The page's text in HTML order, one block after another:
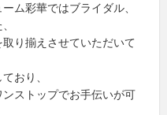
ム彩華ではブライダル、
揃えさせていただいて
り、
トップでお手伝いが可